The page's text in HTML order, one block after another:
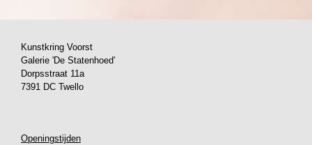
Kunstkring Voorst
Galerie 'De Statenhoed'
Dorpsstraat 11a
7391 DC Twello
Openingstijden